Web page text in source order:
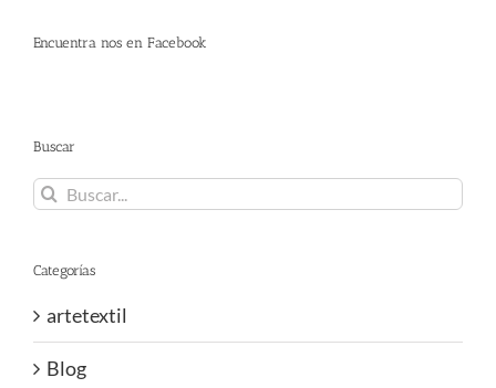
Encuentra nos en Facebook
Buscar
Buscar:
Categorías
artetextil
Blog